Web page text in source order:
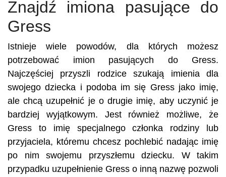
Znajdź imiona pasujące do
Gress
Istnieje wiele powodów, dla których możesz
potrzebować imion pasujących do Gress.
Najczęściej przyszli rodzice szukają imienia dla
swojego dziecka i podoba im się Gress jako imię,
ale chcą uzupełnić je o drugie imię, aby uczynić je
bardziej wyjątkowym. Jest również możliwe, że
Gress to imię specjalnego członka rodziny lub
przyjaciela, któremu chcesz pochlebić nadając imię
po nim swojemu przyszłemu dziecku. W takim
przypadku uzupełnienie Gress o inną nazwę pozwoli